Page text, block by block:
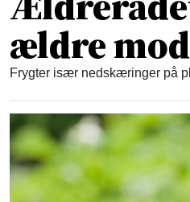
ældre
Frygter især nedskæringer på